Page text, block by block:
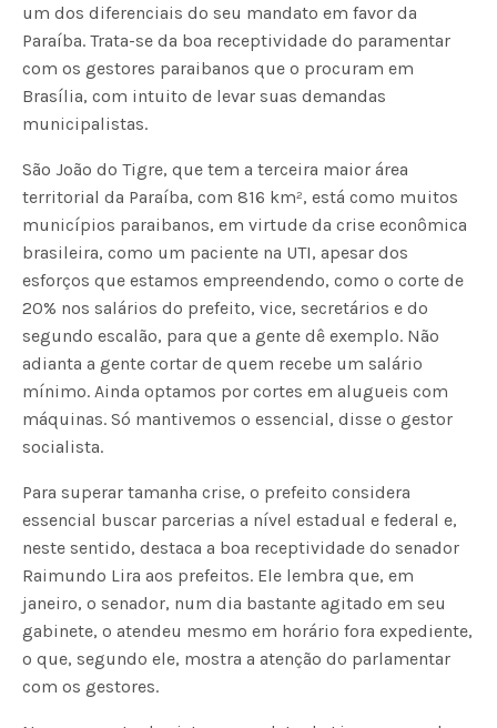
um dos diferenciais do seu mandato em favor da
Paraíba. Trata-se da boa receptividade do paramentar
com os gestores paraibanos que o procuram em
Brasília, com intuito de levar suas demandas
municipalistas.
São João do Tigre, que tem a terceira maior área
territorial da Paraíba, com 816 km², está como muitos
municípios paraibanos, em virtude da crise econômica
brasileira, como um paciente na UTI, apesar dos
esforços que estamos empreendendo, como o corte de
20% nos salários do prefeito, vice, secretários e do
segundo escalão, para que a gente dê exemplo. Não
adianta a gente cortar de quem recebe um salário
mínimo. Ainda optamos por cortes em alugueis com
máquinas. Só mantivemos o essencial, disse o gestor
socialista.
Para superar tamanha crise, o prefeito considera
essencial buscar parcerias a nível estadual e federal e,
neste sentido, destaca a boa receptividade do senador
Raimundo Lira aos prefeitos. Ele lembra que, em
janeiro, o senador, num dia bastante agitado em seu
gabinete, o atendeu mesmo em horário fora expediente,
o que, segundo ele, mostra a atenção do parlamentar
com os gestores.